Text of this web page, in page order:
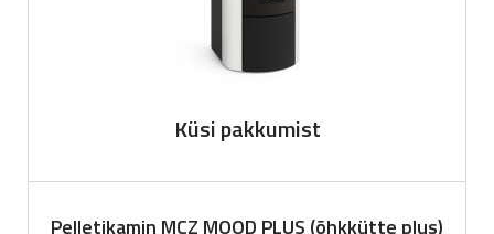
Küsi pakkumist
Pelletikamin MCZ MOOD PLUS (õhkkütte plus)